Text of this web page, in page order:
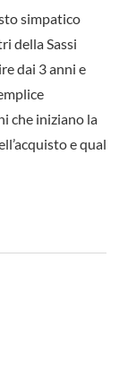
simpatico
della Sassi
dai 3 anni e
che iniziano la
e qual